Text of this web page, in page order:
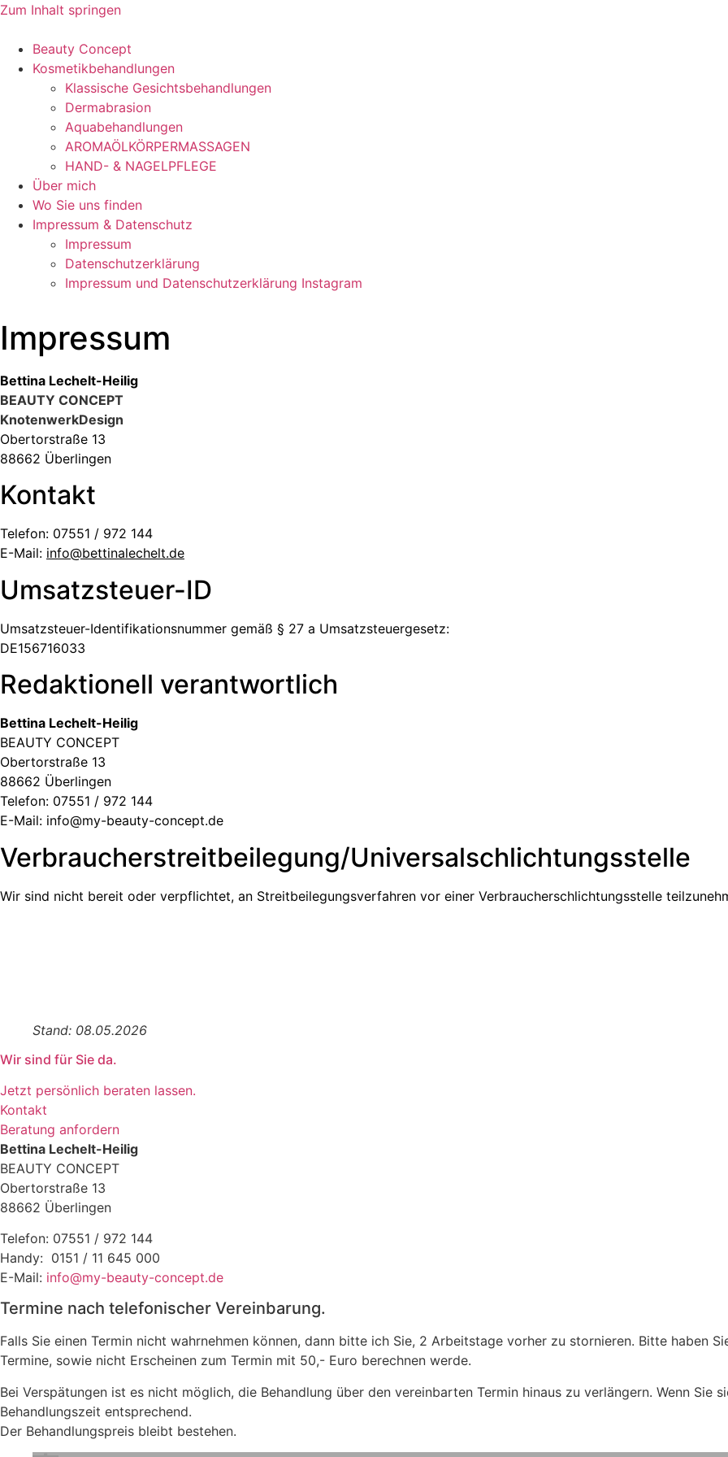
Zum Inhalt springen
Beauty Concept
Kosmetikbehandlungen
Klassische Gesichtsbehandlungen
Dermabrasion
Aquabehandlungen
AROMAÖLKÖRPERMASSAGEN
HAND- & NAGELPFLEGE
Über mich
Wo Sie uns finden
Impressum & Datenschutz
Impressum
Datenschutzerklärung
Impressum und Datenschutzerklärung Instagram
Impressum
Bettina Lechelt-Heilig
BEAUTY CONCEPT
KnotenwerkDesign
Obertorstraße 13
88662 Überlingen
Kontakt
Telefon: 07551 / 972 144
E-Mail: info@bettinalechelt.de
Umsatzsteuer-ID
Umsatzsteuer-Identifikationsnummer gemäß § 27 a Umsatzsteuergesetz:
DE156716033
Redaktionell verantwortlich
Bettina Lechelt-Heilig
BEAUTY CONCEPT
Obertorstraße 13
88662 Überlingen
Telefon: 07551 / 972 144
E-Mail: info@my-beauty-concept.de
Verbraucher­streit­beilegung/Universal­schlichtungs­stelle
Wir sind nicht bereit oder verpflichtet, an Streitbeilegungsverfahren vor einer Verbraucherschlichtungsstelle
Stand: 08.05.2026
Wir sind für Sie da.
Jetzt persönlich beraten lassen.
Kontakt
Beratung anfordern
Bettina Lechelt-Heilig
BEAUTY CONCEPT
Obertorstraße 13
88662 Überlingen
Telefon: 07551 / 972 144
Handy: 0151 / 11 645 000
E-Mail: info@my-beauty-concept.de
Termine nach telefonischer Vereinbarung.
Falls Sie einen Termin nicht wahrnehmen können, dann bitte ich Sie, 2 Arbeitstage vorher zu stornieren. Bitte haben
Termine, sowie nicht Erscheinen zum Termin mit 50,- Euro berechnen werde.
Bei Verspätungen ist es nicht möglich, die Behandlung über den vereinbarten Termin hinaus zu verlängern. Wenn Sie
Behandlungszeit entsprechend.
Der Behandlungspreis bleibt bestehen.